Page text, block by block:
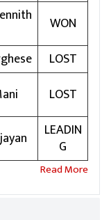
WON
LOST
LOST
LEADIN
G